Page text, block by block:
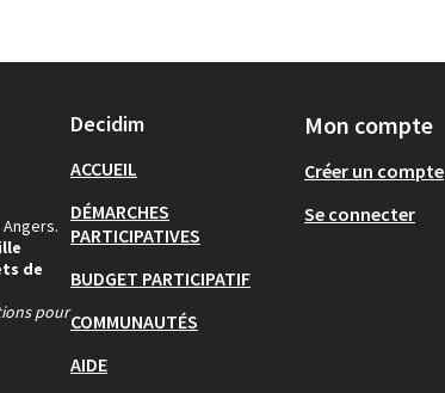
de
pour
Decidim
ACCUEIL
DÉMARCHES
PARTICIPATIVES
BUDGET PARTICIPATIF
COMMUNAUTÉS
AIDE
Mon compte
Créer un compte
Se connecter